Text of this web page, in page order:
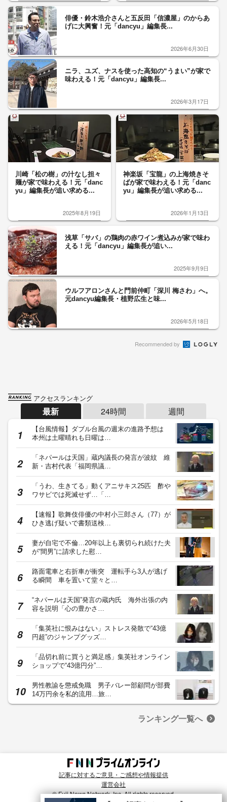
俳優・鈴木浩介さんと五反田「信濃屋」のからあ
げに大興奮！元「dancyu」編集長...
2026年6月30日
ニラ、ユズ、ナスを使った高知の“うまい”が家で
味わえる！元「dancyu」編集長...
2026年3月17日
川崎「松の樹」の汁なし担々
麺が家で味わえる！元「danc
yu」編集長が追い求める...
2025年8月19日
神楽坂「宝龍」の上海焼きそ
ばが家で味わえる！元「danc
yu」編集長が追い求める...
2026年1月13日
浅草「サバ」の鶏肉の赤ワイン煮込みが家で味わ
える！元「dancyu」編集長が追い...
2025年9月9日
ウルフアロンさんと門前仲町「深川 梅さわ」へ。
元dancyu編集長・植野広生と味...
2026年5月18日
Recommended by
アクセスランキング
最新 24時間 週間
【台風情報】ダブル台風の週末の進路予想は
本州は土曜晴れも日曜は…
「ネパールは天国」蔵内議長の発言が波紋 維
新・吉村代表「福岡県議…
「うわ、生きてる」動くアニサキス25匹 酢や
ワサビでは死滅せず…「…
【速報】歌舞伎俳優の中村小三郎さん（77）が
ひき逃げ疑いで書類送検…
妻が自宅で不倫…20年以上も裏切られ続けた夫
が“間男”に請求した慰…
路面電車と右折車が衝突 運転手ら3人が逃げ
る瞬間 車を置いて堂々と…
“ネパールは天国”発言の蔵内氏 海外出張の内
容を説明「心の豊かさ…
「集英社に恨みはない」ストレス発散で“43億
円超”のジャンプグッズ…
「品切れ前に買うと満足感」集英社オンライン
ショップで“43億円分”…
男性教諭を懲戒免職 男子バレー部顧問が部費
14万円余を私的流用…旅…
ランキング一覧へ
記事に対するご意見・ご感想や情報提供
運営会社
© Fuji News Network, Inc. All rights reserved.